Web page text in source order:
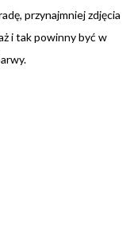
przynajmniej zdjęcia
i tak powinny być w